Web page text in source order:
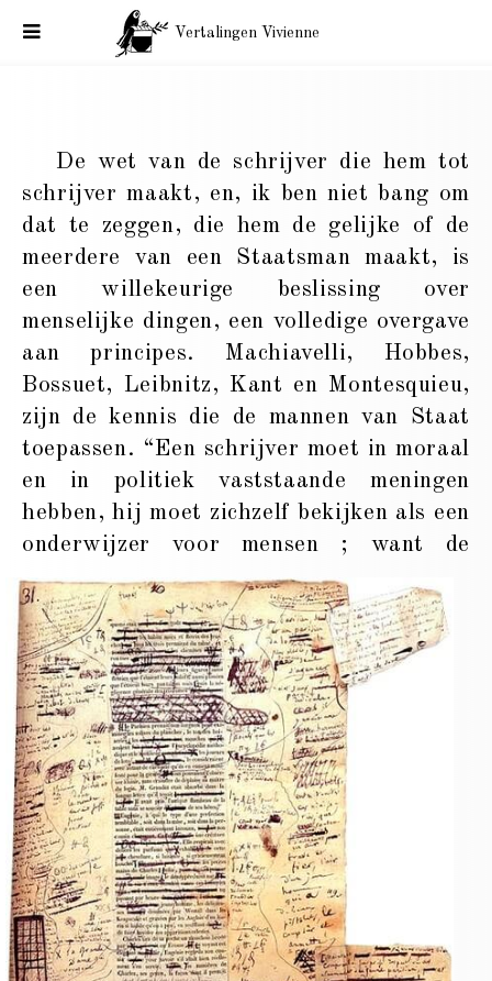
Vertalingen Vivienne
De wet van de schrijver die hem tot
schrijver maakt, en, ik ben niet bang om
dat te zeggen, die hem de gelijke of de
meerdere van een Staatsman maakt, is
een willekeurige beslissing over
menselijke dingen, een volledige overgave
aan principes. Machiavelli, Hobbes,
Bossuet, Leibnitz, Kant en Montesquieu,
zijn de kennis die de mannen van Staat
toepassen. “Een schrijver moet in moraal
en in politiek vaststaande meningen
hebben, hij moet zichzelf bekijken als een
onderwijzer voor mensen ; want de